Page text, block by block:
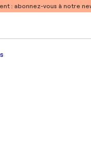
: abonnez-vous à notre